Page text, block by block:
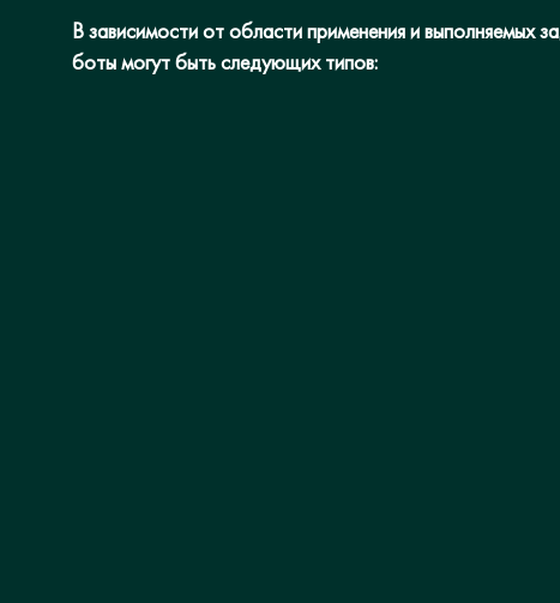
В зависимости от области применения и выполняемых
боты могут быть следующих типов: